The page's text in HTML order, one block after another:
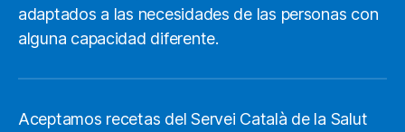
adaptados a las necesidades de las personas con
alguna capacidad diferente.
Aceptamos recetas del Servei Català de la Salut